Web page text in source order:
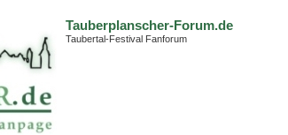
Tauberplanscher-Forum.de
Taubertal-Festival Fanforum